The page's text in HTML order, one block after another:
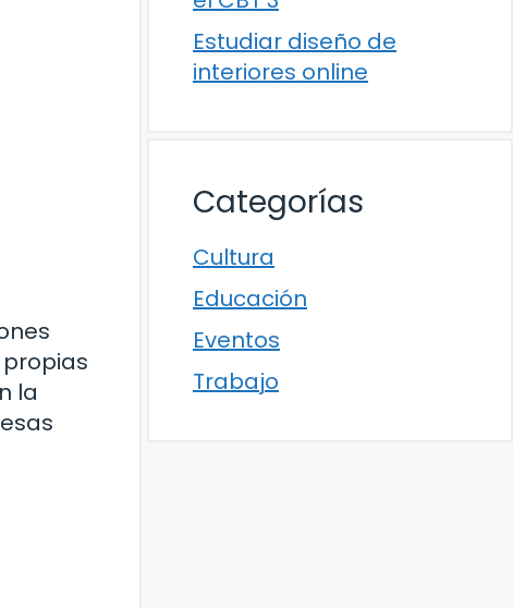
la
Estudiar diseño de
interiores online
Categorías
Cultura
Educación
Eventos
Trabajo